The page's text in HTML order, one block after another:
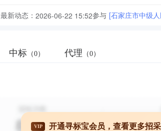
最新动态： 2026-06-22 15:52参与 [石家庄市中级
中标 （0） 代理 （0）
VIP 开通寻标宝会员，查看更多招